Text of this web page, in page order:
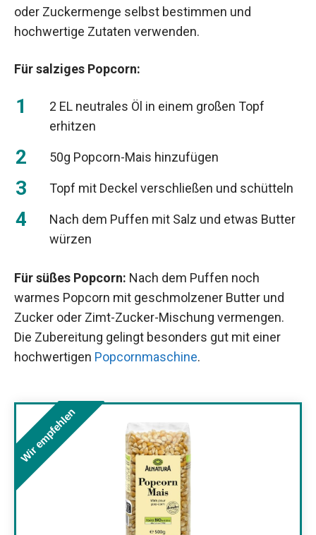
oder Zuckermenge selbst bestimmen und
hochwertige Zutaten verwenden.
Für salziges Popcorn:
2 EL neutrales Öl in einem großen Topf
erhitzen
50g Popcorn-Mais hinzufügen
Topf mit Deckel verschließen und schütteln
Nach dem Puffen mit Salz und etwas Butter
würzen
Für süßes Popcorn: Nach dem Puffen noch
warmes Popcorn mit geschmolzener Butter und
Zucker oder Zimt-Zucker-Mischung vermengen.
Die Zubereitung gelingt besonders gut mit einer
hochwertigen Popcornmaschine.
Wir empfehlen